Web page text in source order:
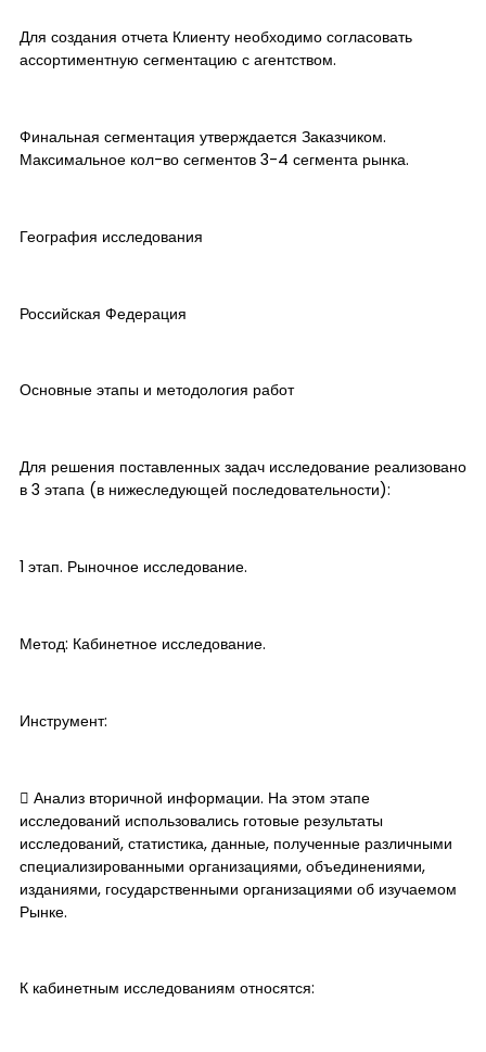
Для создания отчета Клиенту необходимо согласовать
ассортиментную сегментацию с агентством.
Финальная сегментация утверждается Заказчиком.
Максимальное кол-во сегментов 3-4 сегмента рынка.
География исследования
Российская Федерация
Основные этапы и методология работ
Для решения поставленных задач исследование реализовано
в 3 этапа (в нижеследующей последовательности):
1 этап. Рыночное исследование.
Метод: Кабинетное исследование.
Инструмент:
​ Анализ вторичной информации. На этом этапе
исследований использовались готовые результаты
исследований, статистика, данные, полученные различными
специализированными организациями, объединениями,
изданиями, государственными организациями об изучаемом
Рынке.
К кабинетным исследованиям относятся: